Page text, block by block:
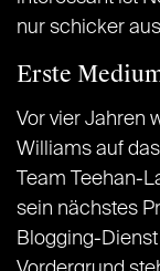
nur schicker
Erste
Vor vier Jahren
Williams auf
Team Teehan-
sein nächstes
Blogging-